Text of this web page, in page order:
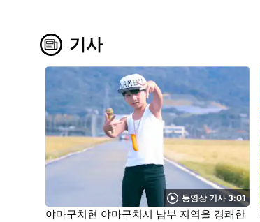
기사
동영상 기사 3:01
야마구치현 야마구치시 남부 지역을 경쾌한